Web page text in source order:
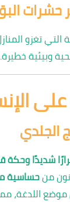
حشرات
تغزو
وبيئية
على
الجلدي
شديدًا وحكة
منحساسية
اللدغة،